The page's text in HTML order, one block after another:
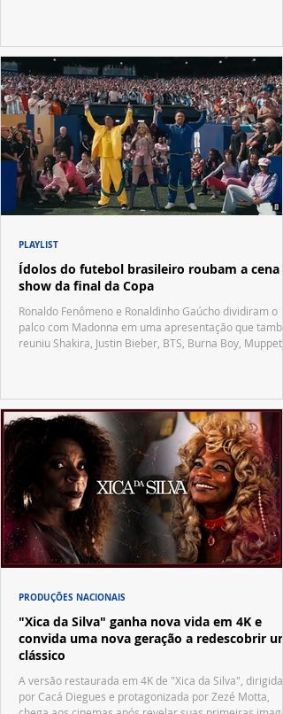
Ídolos do futebol brasileiro roubam a cena
show da final da Copa
Ronaldo Fenômeno e Ronaldinho Gaúcho dividiram o
palco com Madonna em uma apresentação que
reuniu Shakira, Justin Bieber, BTS, Burna Boy, Muppets,
PLAYLIST
"Xica da Silva" ganha nova vida em 4K e
convida uma nova geração a redescobrir um
clássico
A versão restaurada em 4K de "Xica da Silva", dirigida
por Cacá Diegues e protagonizada por Zezé Motta,
PRODUÇÕES NACIONAIS